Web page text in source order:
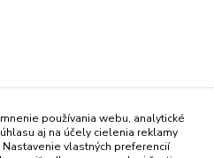
051 používania webu, analytické
aj na účely cielenia reklamy
vlastných preferencií